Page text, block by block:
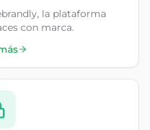
la plataforma
con marca.